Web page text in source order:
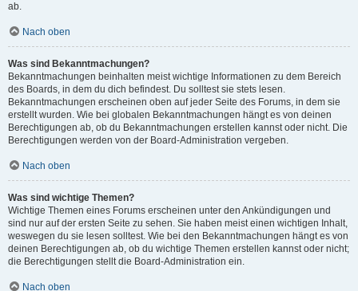
ab.
Nach oben
Was sind Bekanntmachungen?
Bekanntmachungen beinhalten meist wichtige Informationen zu dem Bereich
des Boards, in dem du dich befindest. Du solltest sie stets lesen.
Bekanntmachungen erscheinen oben auf jeder Seite des Forums, in dem sie
erstellt wurden. Wie bei globalen Bekanntmachungen hängt es von deinen
Berechtigungen ab, ob du Bekanntmachungen erstellen kannst oder nicht. Die
Berechtigungen werden von der Board-Administration vergeben.
Nach oben
Was sind wichtige Themen?
Wichtige Themen eines Forums erscheinen unter den Ankündigungen und
sind nur auf der ersten Seite zu sehen. Sie haben meist einen wichtigen Inhalt,
weswegen du sie lesen solltest. Wie bei den Bekanntmachungen hängt es von
deinen Berechtigungen ab, ob du wichtige Themen erstellen kannst oder nicht;
die Berechtigungen stellt die Board-Administration ein.
Nach oben